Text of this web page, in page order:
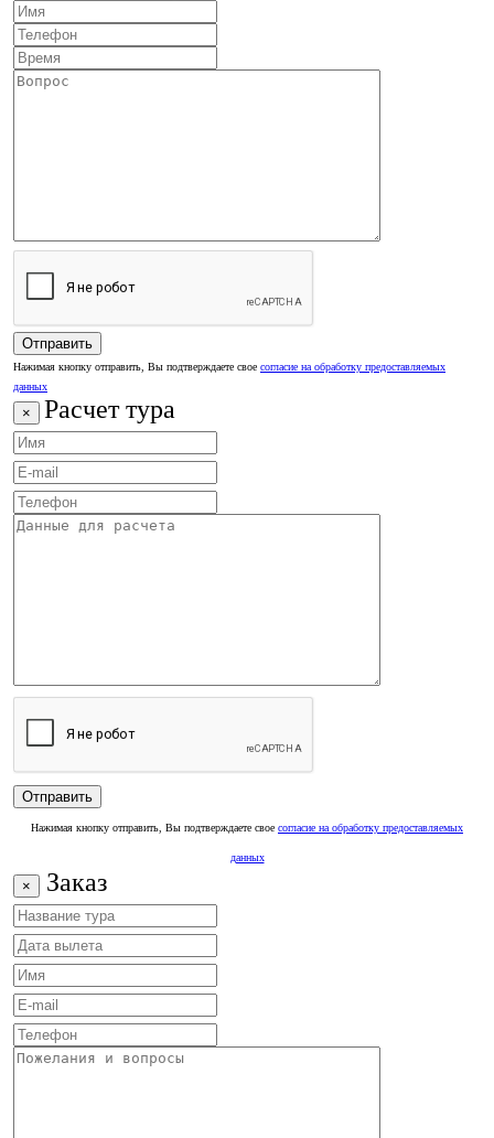
Нажимая кнопку отправить, Вы подтверждаете свое согласие на обработку предоставляемых
данных
× Расчет тура
Нажимая кнопку отправить, Вы подтверждаете свое согласие на обработку предоставляемых
данных
× Заказ